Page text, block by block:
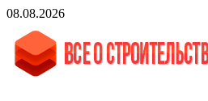
Skip
content
08.08.2026